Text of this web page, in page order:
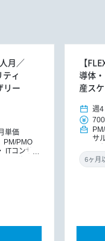
月／
ィ
リー
単価
PM/PMO
ITコンサ
【
導体
産ス
週4
サ